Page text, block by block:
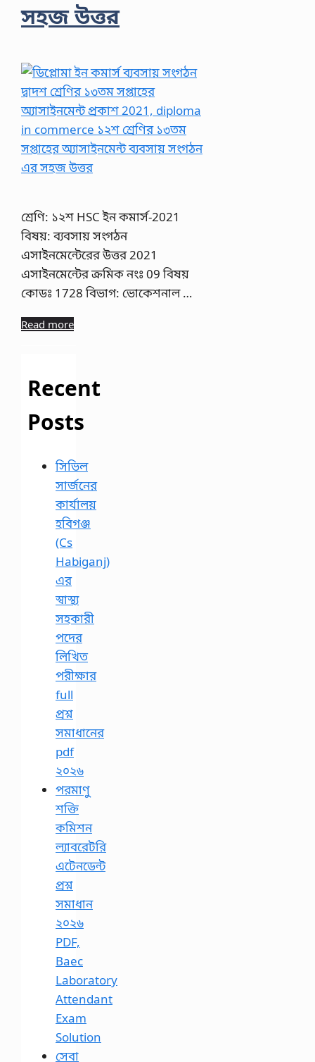
সহজ উত্তর
শ্রেণি: ১২শ HSC ইন কমার্স-2021
বিষয়: ব্যবসায় সংগঠন
এসাইনমেন্টেরের উত্তর 2021
এসাইনমেন্টের ক্রমিক নংঃ 09 বিষয়
কোডঃ 1728 বিভাগ: ভোকেশনাল …
Read more
Recent
Posts
সিভিল
সার্জনের
কার্যালয়
হবিগঞ্জ
(Cs
Habiganj)
এর
স্বাস্থ্য
সহকারী
পদের
লিখিত
পরীক্ষার
full
প্রশ্ন
সমাধানের
pdf
২০২৬
পরমাণু
শক্তি
কমিশন
ল্যাবরেটরি
এটেনডেন্ট
প্রশ্ন
সমাধান
২০২৬
PDF,
Baec
Laboratory
Attendant
Exam
Solution
সেবা